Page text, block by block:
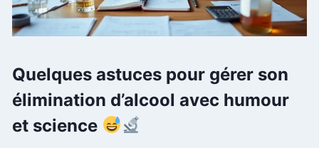
Quelques astuces pour gérer son
élimination d’alcool avec humour
et science